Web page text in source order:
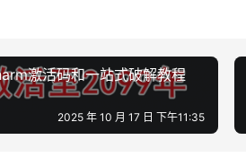
激活码和一站式破解教程
2025 年 10 月 17 日 下午11:35